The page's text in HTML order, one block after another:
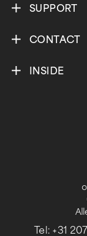
SUPPORT
CONTACT
INSIDE
Tel: +31